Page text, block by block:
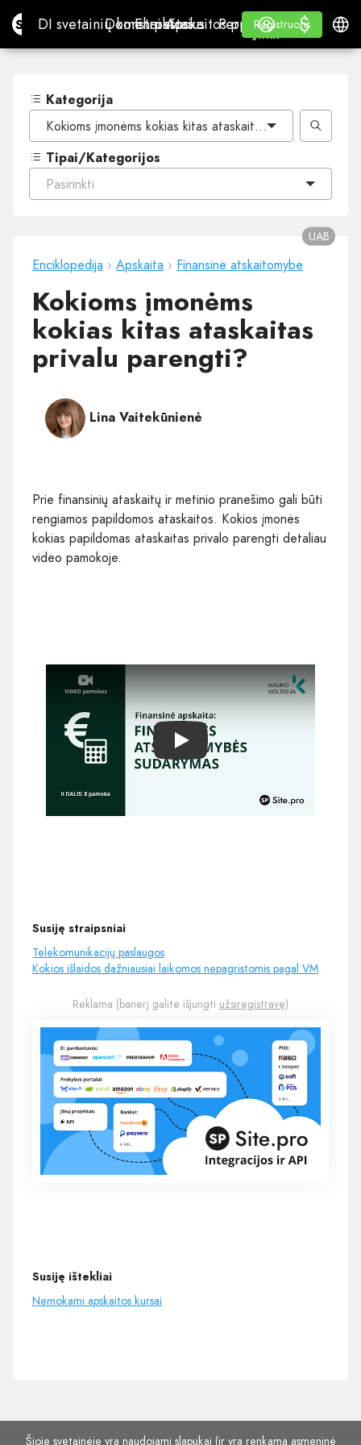
Site.proDI svetainių konstruktorius
DI svetainių konstruktorius
Domenai
DomenaiEl. paštas
El. paštasApskaitos programa
Apskaitos programa
Perpardavėjams
„WHITE LABEL“
Mokymasis
Mokymasis
Registruotis
Registruotis
Prisijungti
$
$
Kategorija
Kokioms įmonėms kokias kitas ataskaitas privalu
Tipai/Kategorijos
Pasirinkti
Enciklopedija › Apskaita › Finansinė atskaitomybė
Kokioms įmonėms
kokias kitas ataskaitas
privalu parengti?
UAB
Lina Vaitekūnienė
Prie finansinių ataskaitų ir metinio pranešimo gali būti
rengiamos papildomos ataskaitos. Kokios įmonės
kokias papildomas ataskaitas privalo parengti detaliau
video pamokoje.
Play
Susiję straipsniai
Telekomunikacijų paslaugos
Kokios išlaidos dažniausiai laikomos nepagristomis pagal VMI vertinimą?
Reklama (banerį galite išjungti užsiregistravę)
Susiję ištekliai
Nemokami apskaitos kursai
Šioje svetainėje yra naudojami slapukai (ir yra renkama asmeninė